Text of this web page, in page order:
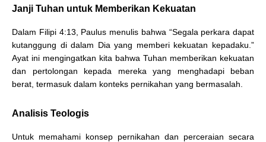
Janji Tuhan untuk Memberikan Kekuatan
Dalam Filipi 4:13, Paulus menulis bahwa “Segala perkara dapat
kutanggung di dalam Dia yang memberi kekuatan kepadaku.”
Ayat ini mengingatkan kita bahwa Tuhan memberikan kekuatan
dan pertolongan kepada mereka yang menghadapi beban
berat, termasuk dalam konteks pernikahan yang bermasalah.
Analisis Teologis
Untuk memahami konsep pernikahan dan perceraian secara